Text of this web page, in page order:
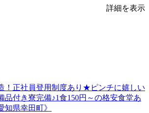
詳細を表示